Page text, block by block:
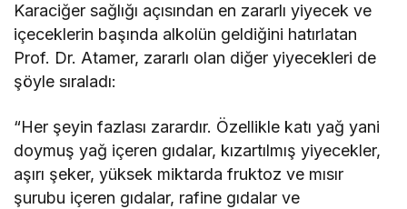
Karaciğer sağlığı açısından en zararlı yiyecek ve
içeceklerin başında alkolün geldiğini hatırlatan
Prof. Dr. Atamer, zararlı olan diğer yiyecekleri de
şöyle sıraladı:
“Her şeyin fazlası zarardır. Özellikle katı yağ yani
doymuş yağ içeren gıdalar, kızartılmış yiyecekler,
aşırı şeker, yüksek miktarda fruktoz ve mısır
şurubu içeren gıdalar, rafine gıdalar ve